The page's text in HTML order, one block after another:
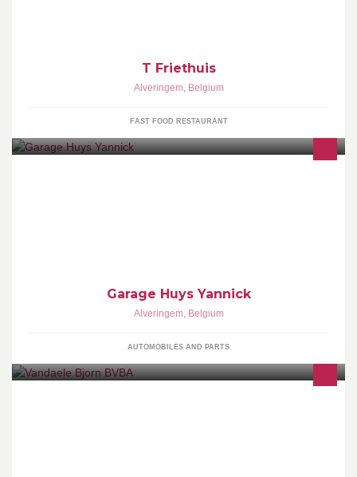
T Friethuis
Alveringem, Belgium
FAST FOOD RESTAURANT
Garage Huys Yannick
Alveringem, Belgium
AUTOMOBILES AND PARTS